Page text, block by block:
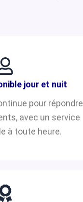
jour et nuit
pour répondre
avec un service
à toute heure.